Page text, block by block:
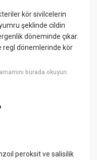
kör sivilcelerin
şeklinde cildin
döneminde çıkar.
regl dönemlerinde kör
burada okuyun:
peroksit ve salisilik